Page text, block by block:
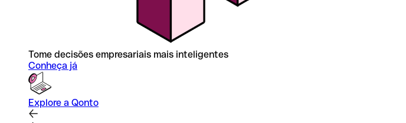
Tome decisões empresariais mais inteligentes
Conheça já
Explore a Qonto